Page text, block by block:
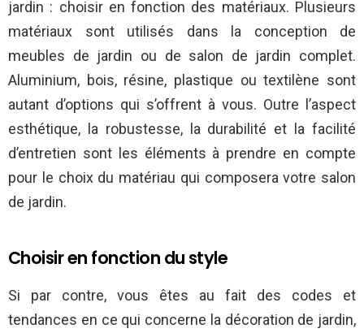
jardin : choisir en fonction des matériaux. Plusieurs
matériaux sont utilisés dans la conception de
meubles de jardin ou de salon de jardin complet.
Aluminium, bois, résine, plastique ou textilène sont
autant d’options qui s’offrent à vous. Outre l’aspect
esthétique, la robustesse, la durabilité et la facilité
d’entretien sont les éléments à prendre en compte
pour le choix du matériau qui composera votre salon
de jardin.
Choisir en fonction du style
Si par contre, vous êtes au fait des codes et
tendances en ce qui concerne la décoration de jardin,